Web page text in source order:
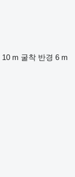
10 m 굴착 반경 6 m